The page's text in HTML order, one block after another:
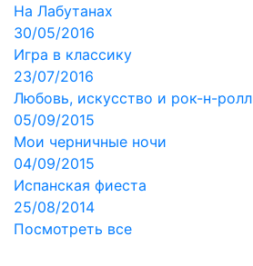
На Лабутанах
30/05/2016
Игра в классику
23/07/2016
Любовь, искусство и рок-н-ролл
05/09/2015
Мои черничные ночи
04/09/2015
Испанская фиеста
25/08/2014
Посмотреть все